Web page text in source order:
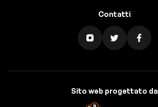
Contatti
Sito web progettato da